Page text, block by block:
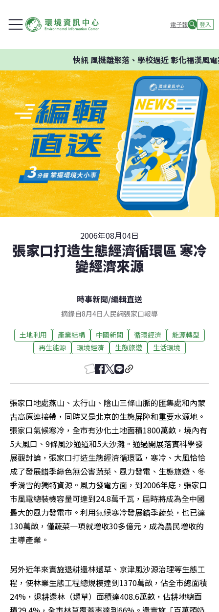
電子報 登入
快訊風機離聚落、學校過近 彰化福漢風電
2006年08月04日
張家口打造生態經濟循環區 寒冷
變經濟來源
時事新聞/編輯直送
摘錄自8月4日人民網張家口報導
土地利用 產業結構 中國新聞 循環經濟
能源轉型
再生能源
環境經濟 生態旅遊 生活環境
張家口地處燕山、太行山、陰山三條山脈的匯集處和內蒙
古高原連接帶，同時又是北京的生態屏障和重要水源地。
張家口氣候寒冷，全市有沙化土地面積1800萬畝，境內有
5大風口、9條風沙通道和5大沙灘。通過開展落實科學發
展觀討論，張家口打造生態經濟循環區，寒冷、大風恰恰
成了發展錯季綠色無公害蔬菜、風力發電、生態旅遊、冬
季滑雪的獨特資源。風力發電方面，到2006年底，張家口
市風電總裝機容量可達到24.8萬千瓦，屆時將成為全中國
最大的風力發電市。利用氣候寒冷發展錯季蔬菜，也已達
130萬畝，僅蔬菜一項就增收30多億元，成為農民增收的
主導產業。
另外近年來實施退耕還林還草、京津風沙源治理等生態工
程，使林業生態工程總規模達到1370萬畝，佔全市總面積
24%，退耕還林（還草）面積達408.6萬畝，佔耕地總面